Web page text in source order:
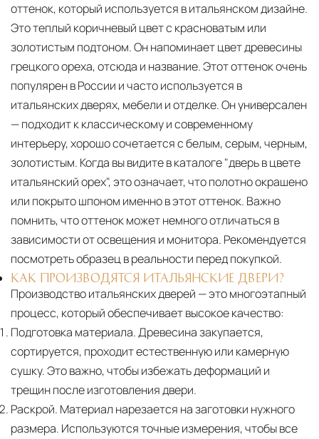
оттенок, который используется в итальянском дизайне.
Это теплый коричневый цвет с красноватым или
золотистым подтоном. Он напоминает цвет древесины
грецкого ореха, отсюда и название. Этот оттенок очень
популярен в России и часто используется в
итальянских дверях, мебели и отделке. Он универсален
— подходит к классическому и современному
интерьеру, хорошо сочетается с белым, серым, черным,
золотистым. Когда вы видите в каталоге "дверь в цвете
итальянский орех", это означает, что полотно окрашено
или покрыто шпоном именно в этот оттенок. Важно
помнить, что оттенок может немного отличаться в
зависимости от освещения и монитора. Рекомендуется
посмотреть образец в реальности перед покупкой.
КАК ПРОИЗВОДЯТСЯ ИТАЛЬЯНСКИЕ ДВЕРИ?
Производство итальянских дверей — это многоэтапный
процесс, который обеспечивает высокое качество:
Подготовка материала.Древесина закупается,
сортируется, проходит естественную или камерную
сушку. Это важно, чтобы избежать деформаций и
трещин после изготовления двери.
Раскрой. Материал нарезается на заготовки нужного
размера. Используются точные измерения, чтобы все